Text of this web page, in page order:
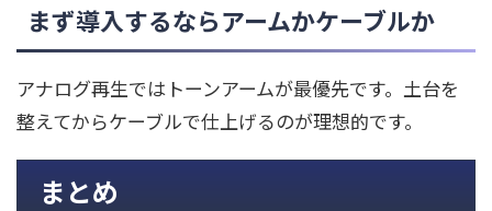
まず導入するならアームかケーブルか
アナログ再生ではトーンアームが最優先です。土台を
整えてからケーブルで仕上げるのが理想的です。
まとめ